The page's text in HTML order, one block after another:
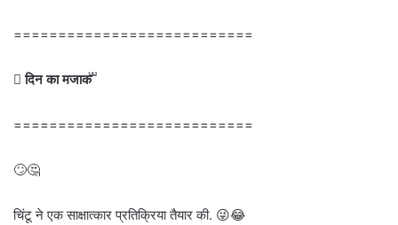
===========================
दिन का मजाक  
===========================
🙄🤔
चिंटू ने एक साक्षात्कार प्रतिक्रिया तैयार की. 😜😂